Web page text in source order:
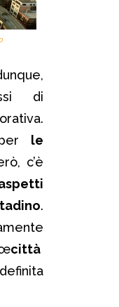
di
le
c’è
.
città